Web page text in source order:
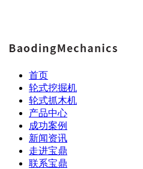
首页
轮式挖掘机
轮式抓木机
产品中心
成功案例
新闻资讯
走进宝鼎
联系宝鼎